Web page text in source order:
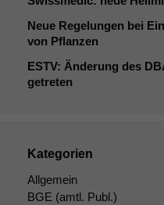
Neue Regelungen bei
von Pflanzen
ESTV: Änderung des
getreten
Kategorien
Allgemein
BGE (amtl. Publ.)